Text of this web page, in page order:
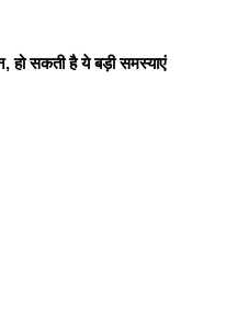
सकती है ये बड़ी समस्याएं